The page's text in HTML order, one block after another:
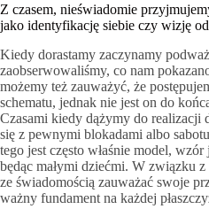
Z czasem, nieświadomie
jako identyfikację siebie czy wizję
Kiedy dorastamy zaczynamy
zaobserwowaliśmy, co nam
możemy też zauważyć, że
schematu, jednak nie jest on do
Czasami kiedy dążymy do realizacji
się z pewnymi blokadami albo
tego jest często właśnie model,
będąc małymi dziećmi. W związku
ze świadomością zauważać swoje
ważny fundament na każdej